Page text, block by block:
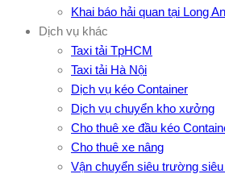
Khai báo hải quan tại Long An
Dịch vụ khác
Taxi tải TpHCM
Taxi tải Hà Nội
Dịch vụ kéo Container
Dịch vụ chuyển kho xưởng
Cho thuê xe đầu kéo
Cho thuê xe nâng
Vận chuyển siêu trường